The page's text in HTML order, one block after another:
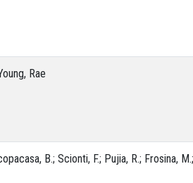
Rae
B.; Scionti, F.; Pujia, R.; Frosina,